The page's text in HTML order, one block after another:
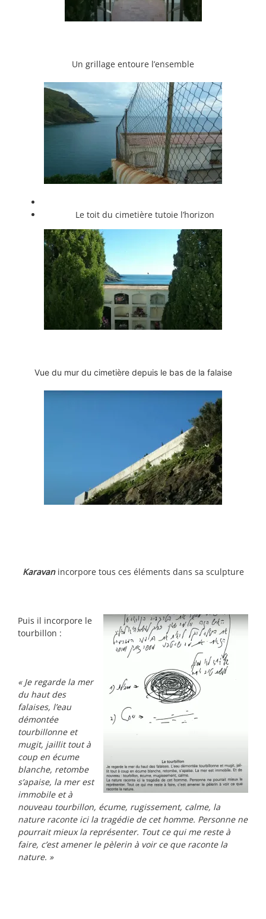
Un grillage entoure l’ensemble
Le toit du cimetière tutoie l’horizon
Vue du mur du cimetière depuis le bas de la falaise
Karavanincorpore tous ces éléments dans sa sculpture
Puis il incorpore le
tourbillon :
« Je regarde la mer
du haut des
falaises, l’eau
démontée
tourbillonne et
mugit, jaillit tout à
coup en écume
blanche, retombe
s’apaise, la mer est
immobile et à
nouveau tourbillon, écume, rugissement, calme, la
nature raconte ici la tragédie de cet homme. Personne ne
pourrait mieux la représenter. Tout ce qui me reste à
faire, c’est amener le pèlerin à voir ce que raconte la
nature. »